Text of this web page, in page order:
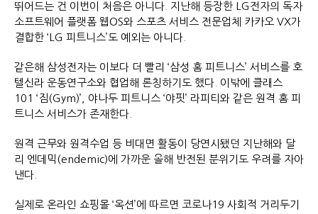
뛰어드는 건 이번이 처음은 아니다. 지난해 등장한 LG전자의 독자
소프트웨어 플랫폼 웹OS와 스포츠 서비스 전문업체 카카오 VX가
결합한 ‘LG 피트니스’도 예외는 아니다.
같은해 삼성전자는 이보다 더 빨리 ‘삼성 홈 피트니스’ 서비스를 호
텔신라 운동연구소와 협업해 론칭하기도 했다. 이밖에 클래스
101 ‘짐(Gym)’, 야나두 피트니스 ‘야핏’ 라피티와 같은 원격 홈 피
트니스 서비스가 존재한다.
원격 근무와 원격수업 등 비대면 활동이 당연시됐던 지난해와 달
리 엔데믹(endemic)에 가까운 올해 반전된 분위기도 우려를 자아
낸다.
실제로 온라인 쇼핑몰 ‘옥션’에 따르면 코로나19 사회적 거리두기